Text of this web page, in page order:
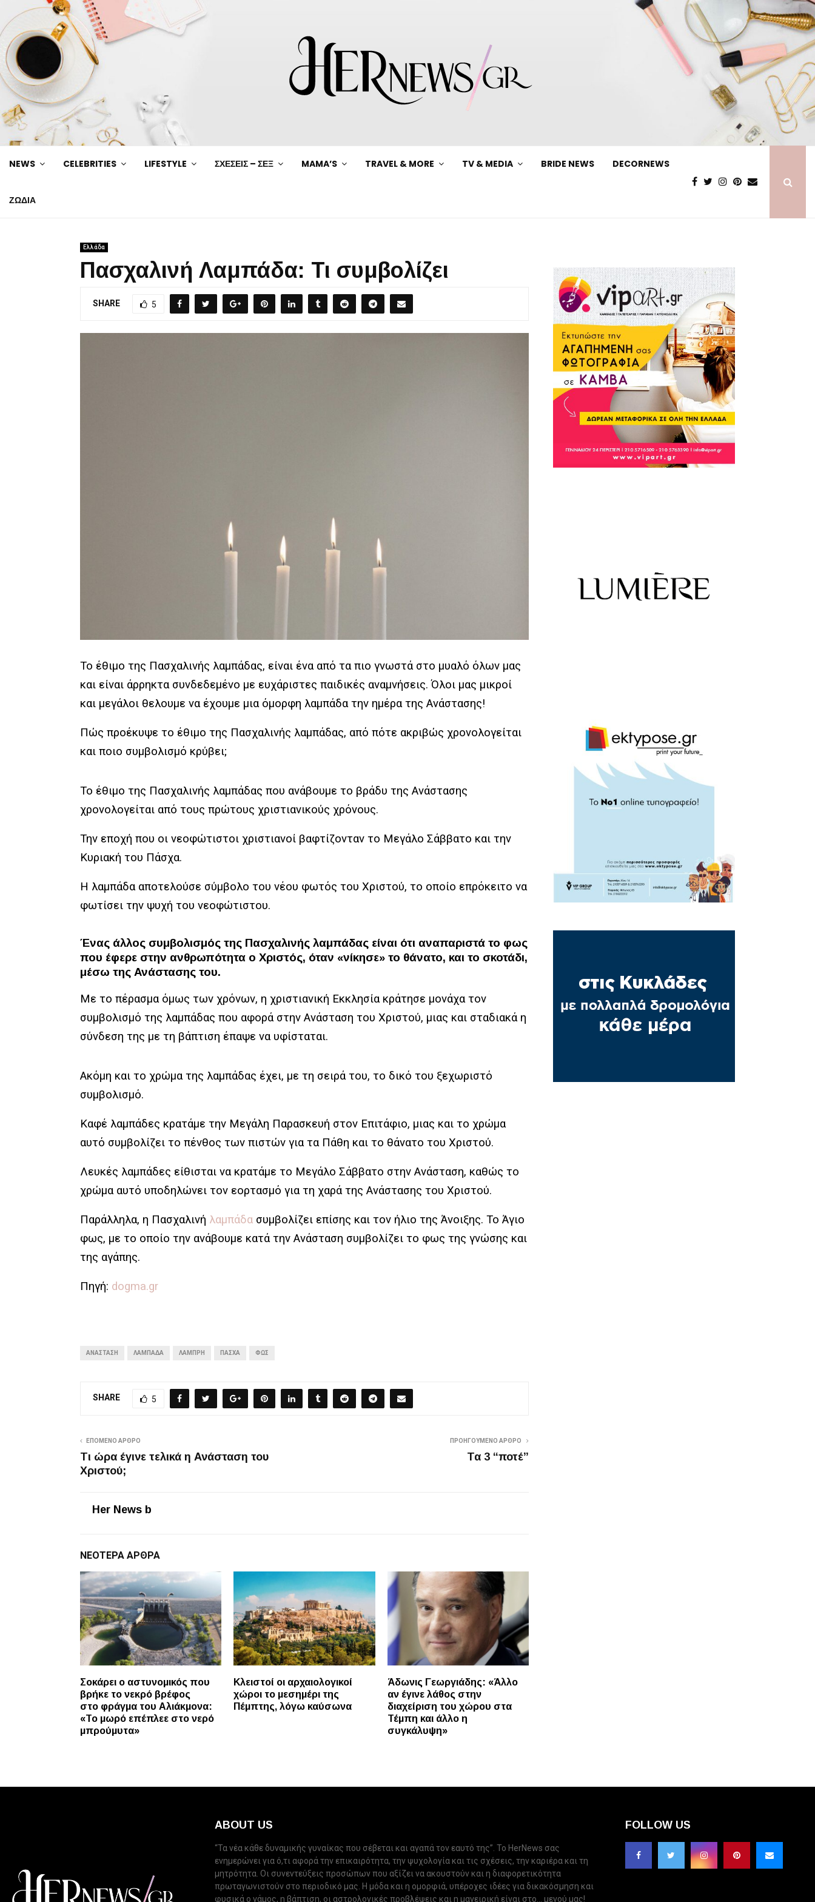
NEWS CELEBRITIES LIFESTYLE ΣΧΕΣΕΙΣ – ΣΕΞ MAMA’S TRAVEL & MORE TV & MEDIA BRIDE NEWS DECORNEWS
ΖΩΔΙΑ
Ελλάδα
Πασχαλινή Λαμπάδα: Τι συμβολίζει
SHARE 5
Το έθιμο της Πασχαλινής λαμπάδας, είναι ένα από τα πιο γνωστά στο μυαλό όλων μας
και είναι άρρηκτα συνδεδεμένο με ευχάριστες παιδικές αναμνήσεις. Όλοι μας μικροί
και μεγάλοι θελουμε να έχουμε μια όμορφη λαμπάδα την ημέρα της Ανάστασης!
Πώς προέκυψε το έθιμο της Πασχαλινής λαμπάδας, από πότε ακριβώς χρονολογείται
και ποιο συμβολισμό κρύβει;
Το έθιμο της Πασχαλινής λαμπάδας που ανάβουμε το βράδυ της Ανάστασης
χρονολογείται από τους πρώτους χριστιανικούς χρόνους.
Την εποχή που οι νεοφώτιστοι χριστιανοί βαφτίζονταν το Μεγάλο Σάββατο και την
Κυριακή του Πάσχα.
Η λαμπάδα αποτελούσε σύμβολο του νέου φωτός του Χριστού, το οποίο επρόκειτο να
φωτίσει την ψυχή του νεοφώτιστου.
Ένας άλλος συμβολισμός της Πασχαλινής λαμπάδας είναι ότι αναπαριστά το φως
που έφερε στην ανθρωπότητα ο Χριστός, όταν «νίκησε» το θάνατο, και το σκοτάδι,
μέσω της Ανάστασης του.
Με το πέρασμα όμως των χρόνων, η χριστιανική Εκκλησία κράτησε μονάχα τον
συμβολισμό της λαμπάδας που αφορά στην Ανάσταση του Χριστού, μιας και σταδιακά η
σύνδεση της με τη βάπτιση έπαψε να υφίσταται.
Ακόμη και το χρώμα της λαμπάδας έχει, με τη σειρά του, το δικό του ξεχωριστό
συμβολισμό.
Καφέ λαμπάδες κρατάμε την Μεγάλη Παρασκευή στον Επιτάφιο, μιας και το χρώμα
αυτό συμβολίζει το πένθος των πιστών για τα Πάθη και το θάνατο του Χριστού.
Λευκές λαμπάδες είθισται να κρατάμε το Μεγάλο Σάββατο στην Ανάσταση, καθώς το
χρώμα αυτό υποδηλώνει τον εορτασμό για τη χαρά της Ανάστασης του Χριστού.
Παράλληλα, η Πασχαλινή λαμπάδα συμβολίζει επίσης και τον ήλιο της Άνοιξης. Το Άγιο
φως, με το οποίο την ανάβουμε κατά την Ανάσταση συμβολίζει το φως της γνώσης και
της αγάπης.
Πηγή: dogma.gr
ΑΝΆΣΤΑΣΗ ΛΑΜΠΆΔΑ ΛΑΜΠΡΉ ΠΆΣΧΑ ΦΩΣ
SHARE 5
ΕΠΌΜΕΝΟ ΆΡΘΡΟ
Τι ώρα έγινε τελικά η Ανάσταση του
Χριστού;
ΠΡΟΗΓΟΎΜΕΝΟ ΆΡΘΡΟ
Τα 3 “ποτέ”
Her News b
ΝΕΌΤΕΡΑ ΆΡΘΡΑ
Σοκάρει ο αστυνομικός που
βρήκε το νεκρό βρέφος
στο φράγμα του Αλιάκμονα:
«Το μωρό επέπλεε στο νερό
μπρούμυτα»
Κλειστοί οι αρχαιολογικοί
χώροι το μεσημέρι της
Πέμπτης, λόγω καύσωνα
Άδωνις Γεωργιάδης: «Άλλο
αν έγινε λάθος στην
διαχείριση του χώρου στα
Τέμπη και άλλο η
συγκάλυψη»
ABOUT US
“Τα νέα κάθε δυναμικής γυναίκας που σέβεται και αγαπά τον εαυτό της”. Το HerNews σας
ενημερώνει για ό,τι αφορά την επικαιρότητα, την ψυχολογία και τις σχέσεις, την καριέρα και τη
μητρότητα. Οι συνεντεύξεις προσώπων που αξίζει να ακουστούν και η διαφορετικότητα
πρωταγωνιστούν στο περιοδικό μας. Η μόδα και η ομορφιά, υπέροχες ιδέες για δικακόσμηση και
φυσικά ο γάμος, η βάπτιση, οι αστρολογικές προβλέψεις και η μαγειρική είναι στο... μενού μας!
FOLLOW US